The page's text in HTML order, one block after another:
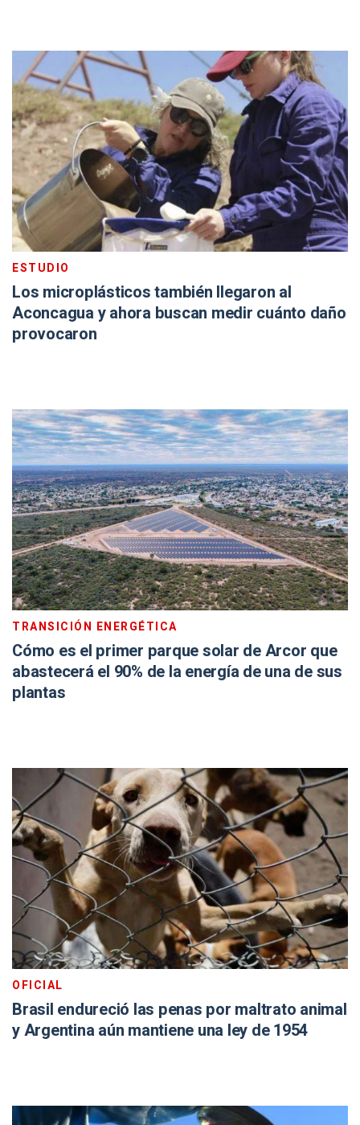
ESTUDIO
Los microplásticos también llegaron al
Aconcagua y ahora buscan medir cuánto daño
provocaron
TRANSICIÓN ENERGÉTICA
Cómo es el primer parque solar de Arcor que
abastecerá el 90% de la energía de una de sus
plantas
OFICIAL
Brasil endureció las penas por maltrato animal
y Argentina aún mantiene una ley de 1954